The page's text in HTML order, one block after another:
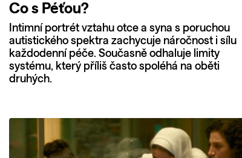
Co s Péťou?
Intimní portrét vztahu otce a syna s poruchou
autistického spektra zachycuje náročnost i sílu
každodenní péče. Současně odhaluje limity
systému, který příliš často spoléhá na oběti
druhých.